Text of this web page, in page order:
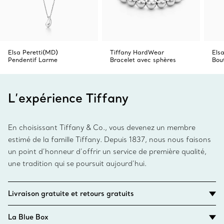
Elsa Peretti(MD)
Pendentif Larme
Tiffany HardWear
Bracelet avec sphères
L’expérience Tiffany
En choisissant Tiffany & Co., vous devenez un membre
estimé de la famille Tiffany. Depuis 1837, nous nous faisons
un point d’honneur d’offrir un service de première qualité,
une tradition qui se poursuit aujourd’hui.
Livraison gratuite et retours gratuits
La Blue Box